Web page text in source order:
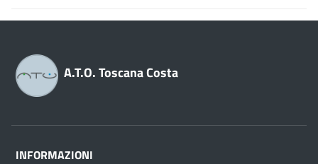
A.T.O. Toscana Costa
INFORMAZIONI